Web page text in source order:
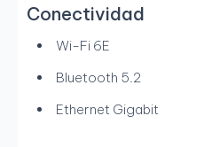
Conectividad
Wi-Fi 6E
Bluetooth 5.2
Ethernet Gigabit